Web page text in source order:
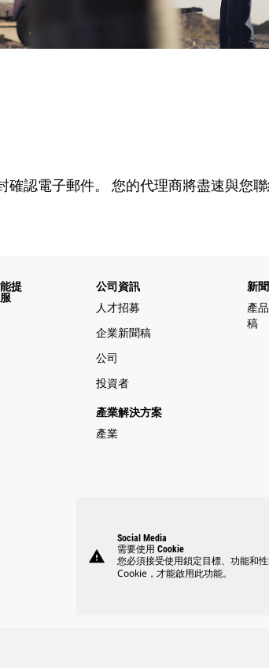
認電子郵件。 您的代理商將盡速與您聯
提
公司資訊
人才招募
企業新聞稿
公司
投資者
產業解決方案
產業
新
產
稿
warning
Social Media
需要使用 Cookie
您必須接受使用鎖定目標、功能和
Cookie，才能啟用此功能。